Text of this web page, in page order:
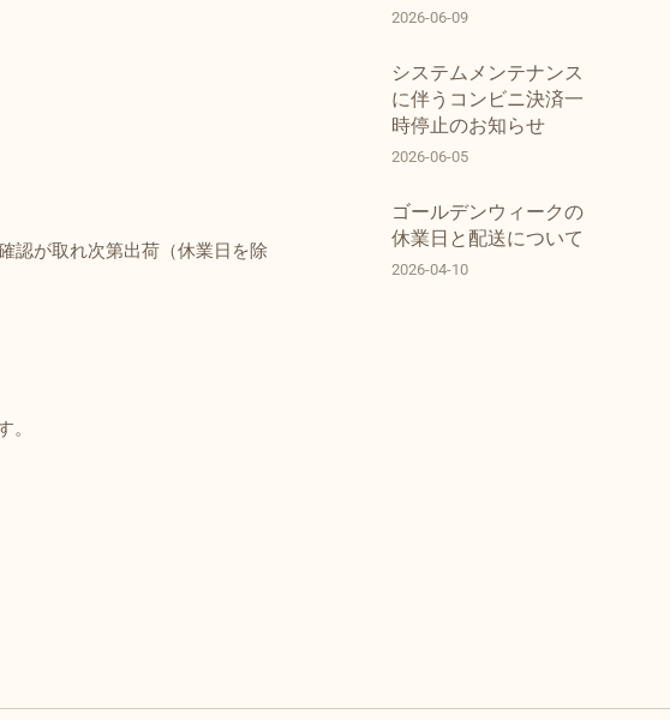
認が取れ次第出荷（休業日を除
。
2026-06-09
システムメンテナンス
に伴うコンビニ決済一
時停止のお知らせ
2026-06-05
ゴールデンウィークの
休業日と配送について
2026-04-10